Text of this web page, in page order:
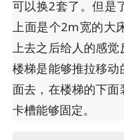
可以换2套了。但是
上面是个2m宽的大
上去之后给人的感
楼梯是能够推拉移
面去，在楼梯的下
卡槽能够固定。